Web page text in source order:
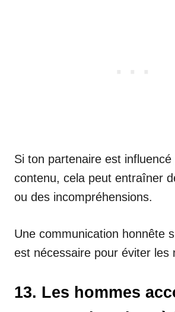
Si ton partenaire est
contenu, cela peut entraîner
ou des incompréhensions.
Une communication honnête
est nécessaire pour éviter les
13. Les hommes